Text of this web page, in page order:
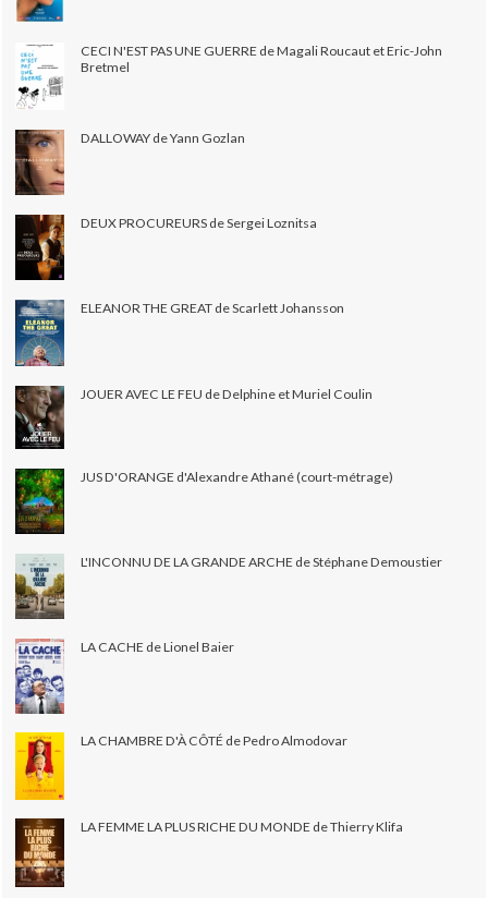
CECI N'EST PAS UNE GUERRE de Magali Roucaut et Eric-John
Bretmel
DALLOWAY de Yann Gozlan
DEUX PROCUREURS de Sergei Loznitsa
ELEANOR THE GREAT de Scarlett Johansson
JOUER AVEC LE FEU de Delphine et Muriel Coulin
JUS D'ORANGE d'Alexandre Athané (court-métrage)
L'INCONNU DE LA GRANDE ARCHE de Stéphane Demoustier
LA CACHE de Lionel Baier
LA CHAMBRE D'À CÔTÉ de Pedro Almodovar
LA FEMME LA PLUS RICHE DU MONDE de Thierry Klifa